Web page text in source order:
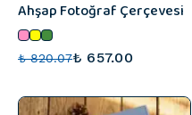
Ahşap Fotoğraf Çerçevesi
₺ 820.07₺ 657.00